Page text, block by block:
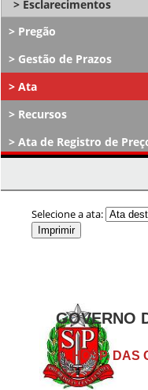
Esclarecimentos
Pregão
Gestão de Prazos
Ata
Recursos
Ata de Registro de
Selecione a ata:
GOVERNO
HOSP. DAS